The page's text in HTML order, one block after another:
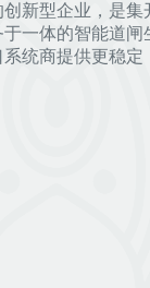
新型企业，是集
一体的智能道闸
统商提供更稳定